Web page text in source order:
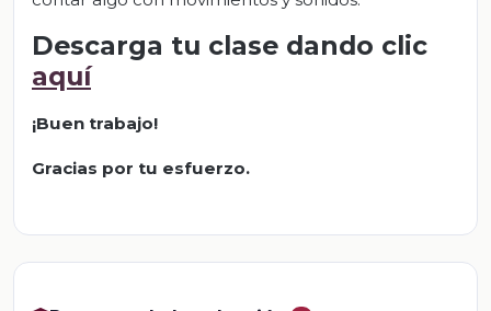
Descarga tu clase dando clic
aquí
¡Buen trabajo!
Gracias por tu esfuerzo.